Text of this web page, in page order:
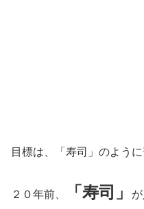
目標は、「寿司」のように
２０年前、 「寿司」